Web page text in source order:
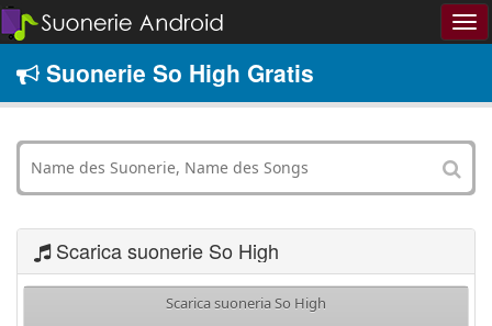
Suonerie So High Gratis
Scarica suonerie So High
Scarica suoneria So High